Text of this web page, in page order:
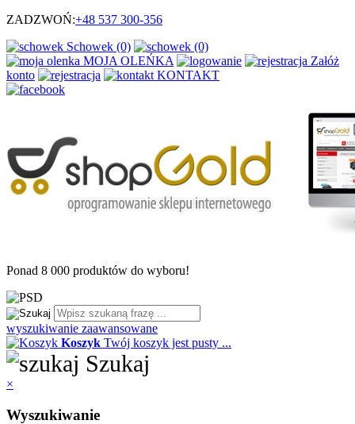
ZADZWOŃ:+48 537 300-356
Schowek (0)
(0)
MOJA OLEŃKA
Załóż
konto
KONTAKT
Ponad 8 000 produktów do wyboru!
wyszukiwanie zaawansowane
Koszyk Twój koszyk jest pusty ...
Szukaj
×
Wyszukiwanie